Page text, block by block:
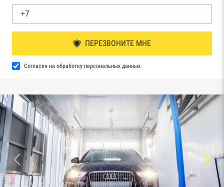
ПЕРЕЗВОНИТЕ МНЕ
Согласен на обработку персональных данных